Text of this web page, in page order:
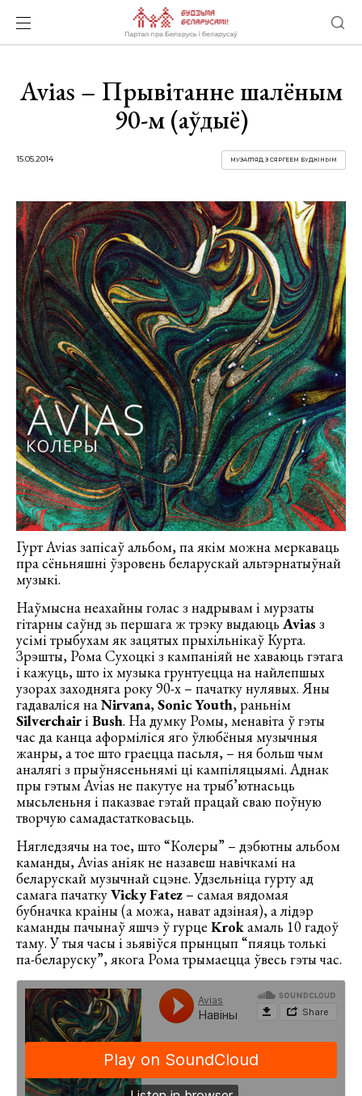
Avias – Прывітанне шалёным
90-м (аўдыё)
15.05.2014 МУЗАГЛЯД З СЯРГЕЕМ БУДКІНЫМ
Гурт Avias запісаў альбом, па якім можна меркаваць
пра сёньняшні ўзровень беларускай альтэрнатыўнай
музыкі.
Наўмысна неахайны голас з надрывам і мурзаты
гітарны саўнд зь першага ж трэку выдаюцьAvias з
усімі трыбухам як зацятых прыхільнікаў Курта.
Зрэшты, Рома Сухоцкі з кампаніяй не хаваюць гэтага
і кажуць, што іх музыка грунтуецца на найлепшых
узорах заходняга року 90-х – пачатку нулявых. Яны
гадаваліся наNirvana,Sonic Youth, раньнім
SilverchairіBush. На думку Ромы, менавіта ў гэты
час да канца аформіліся яго ўлюбёныя музычныя
жанры, а тое што граецца пасьля, – ня больш чым
аналягі з прыўнясеньнямі ці кампіляцыямі. Аднак
пры гэтым Avias не пакутуе на трыб’ютнасьць
мысьленьня і паказвае гэтай працай сваю поўную
творчую самадастатковасьць.
Нягледзячы на тое, што “Колеры” – дэбютны альбом
каманды, Avias аніяк не назавеш навічкамі на
беларускай музычнай сцэне. Удзельніца гурту ад
самага пачаткуVicky Fatez – самая вядомая
бубначка краіны (а можа, нават адзіная), а лідэр
каманды пачынаў яшчэ ў гурце Krokамаль 10 гадоў
таму. У тыя часы і зьявіўся прынцып “пяяць толькі
па-беларуску”, якога Рома трымаецца ўвесь гэты час.